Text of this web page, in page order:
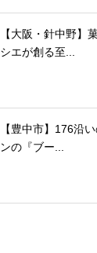
【大阪・針中野】
シエが創る至...
【豊中市】176沿
ンの『ブー...